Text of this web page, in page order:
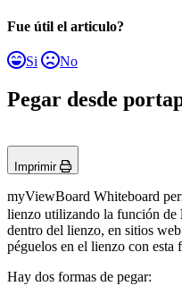
Fue útil el articulo?
Si No
Pegar desde
Imprimir
myViewBoard Whiteboard
lienzo utilizando la función de
dentro del lienzo, en sitios
péguelos en el lienzo con esta
Hay dos formas de pegar: